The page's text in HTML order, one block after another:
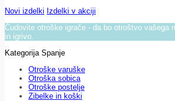
Novi izdelki Izdelki v akciji
Čudovite otroške igrače - da bo otroštvo vašega
in igrivo.
Kategorija Spanje
Otroške varuške
Otroška sobica
Otroške postelje
Zibelke in koški